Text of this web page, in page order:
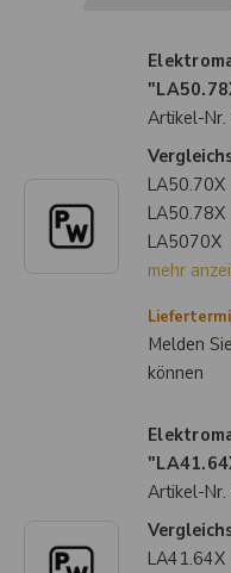
Artikel-Nr.
LA50.70X
LA50.78X
LA5070X
mehr
Melden
können
Artikel-Nr.
LA41.64X